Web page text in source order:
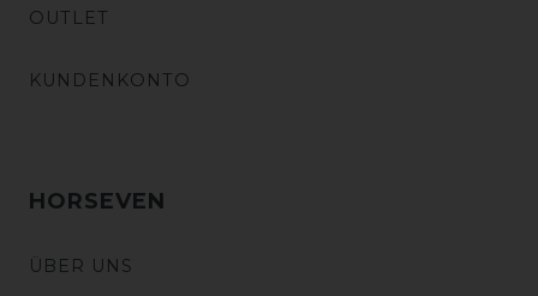
OUTLET
KUNDENKONTO
HORSEVEN
ÜBER UNS